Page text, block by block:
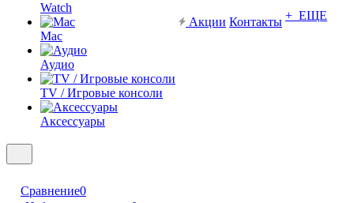
Watch
Mac
Аудио
TV / Игровые консоли
Аксессуары
Акции Контакты + ЕЩЕ
Сравнение0